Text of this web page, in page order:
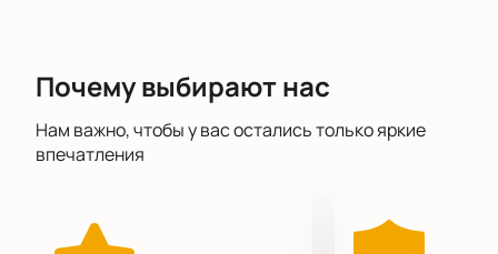
света». Спешитезабронировать билеты
В программе вечера — редкие премьеры балетов,
созданные выдающимися мировыми
Начо Дуато, Эдгаром Зендехасом и Соней Хименес.
Количество билетов ограничено, поэтому
Почему выбирают нас
Нам важно, чтобы у вас остались только яркие
впечатления